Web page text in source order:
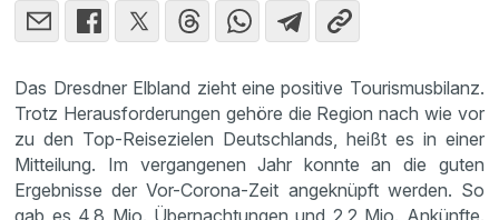
Das Dresdner Elbland zieht eine positive Tourismusbilanz.
Trotz Herausforderungen gehöre die Region nach wie vor
zu den Top-Reisezielen Deutschlands, heißt es in einer
Mitteilung. Im vergangenen Jahr konnte an die guten
Ergebnisse der Vor-Corona-Zeit angeknüpft werden. So
gab es 4,8 Mio. Übernachtungen und 2,2 Mio. Ankünfte.